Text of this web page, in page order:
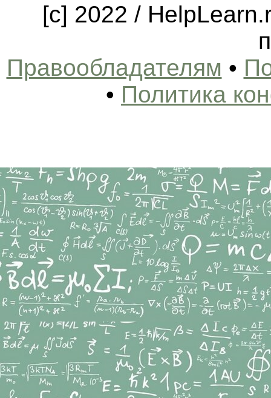
[c] 2022 /
Правообладателям •
• Политика